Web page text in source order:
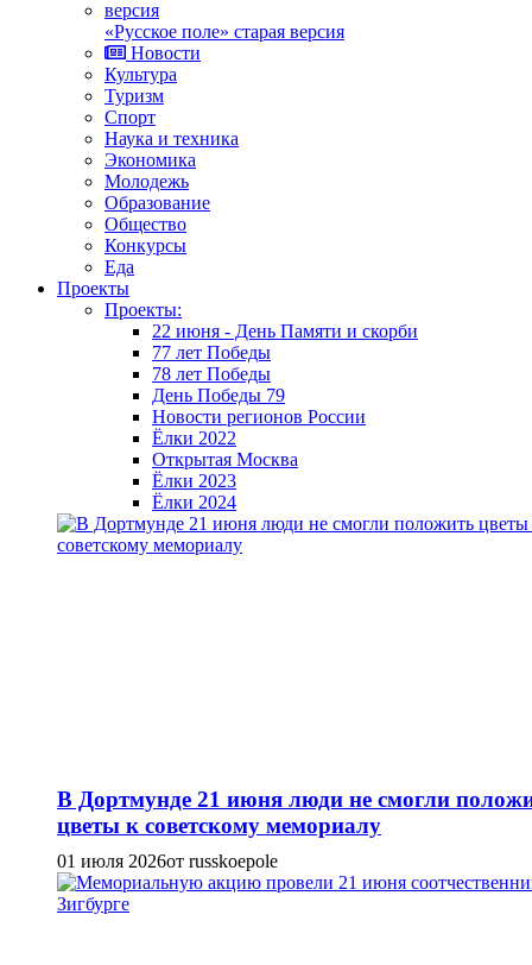
«Русское поле» старая версия
Новости
Культура
Туризм
Спорт
Наука и техника
Экономика
Молодежь
Образование
Общество
Конкурсы
Еда
Проекты
Проекты:
22 июня - День Памяти и скорби
77 лет Победы
78 лет Победы
День Победы 79
Новости регионов России
Ёлки 2022
Открытая Москва
Ёлки 2023
Ёлки 2024
В Дортмунде 21 июня люди не смогли
цветы к советскому мемориалу
01 июля 2026от russkoepole